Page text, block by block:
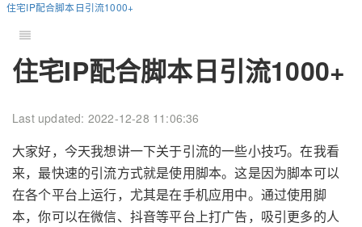
住宅IP配合脚本日引流1000+
住宅IP配合脚本日引流1000+
Last updated: 2022-12-28 11:06:36
大家好，今天我想讲一下关于引流的一些小技巧。在我看
来，最快速的引流方式就是使用脚本。这是因为脚本可以
在各个平台上运行，尤其是在手机应用中。通过使用脚
本，你可以在微信、抖音等平台上打广告，吸引更多的人